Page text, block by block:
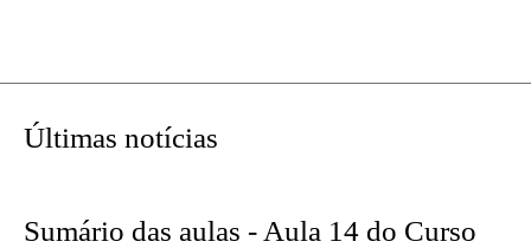
versão
página
Últimas notícias
Sumário das aulas - Aula 14 do Curso